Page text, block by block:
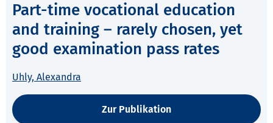
Part-time vocational education
and training – rarely chosen, yet
good examination pass rates
Uhly, Alexandra
Zur Publikation